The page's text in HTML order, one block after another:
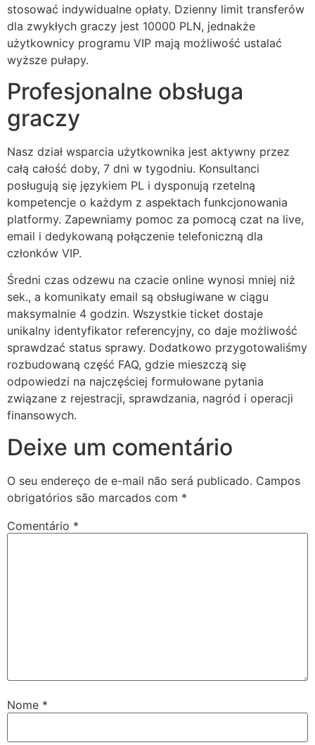
giriş
escort
giriş
giriş
Panel
stosować indywidualne opłaty. Dzienny limit transferów
dla zwykłych graczy jest 10000 PLN, jednakże
użytkownicy programu VIP mają możliwość ustalać
wyższe pułapy.
Profesjonalne obsługa
graczy
Nasz dział wsparcia użytkownika jest aktywny przez
całą całość doby, 7 dni w tygodniu. Konsultanci
posługują się językiem PL i dysponują rzetelną
kompetencje o każdym z aspektach funkcjonowania
platformy. Zapewniamy pomoc za pomocą czat na live,
email i dedykowaną połączenie telefoniczną dla
członków VIP.
Średni czas odzewu na czacie online wynosi mniej niż
sek., a komunikaty email są obsługiwane w ciągu
maksymalnie 4 godzin. Wszystkie ticket dostaje
unikalny identyfikator referencyjny, co daje możliwość
sprawdzać status sprawy. Dodatkowo przygotowaliśmy
rozbudowaną część FAQ, gdzie mieszczą się
odpowiedzi na najczęściej formułowane pytania
związane z rejestracji, sprawdzania, nagród i operacji
finansowych.
Deixe um comentário
O seu endereço de e-mail não será publicado. Campos
obrigatórios são marcados com *
Comentário *
Nome *